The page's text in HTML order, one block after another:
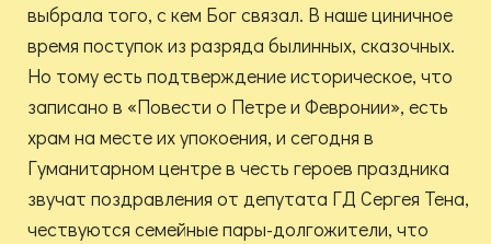
выбрала того, с кем Бог связал. В наше циничное
время поступок из разряда былинных, сказочных.
Но тому есть подтверждение историческое, что
записано в «Повести о Петре и Февронии», есть
храм на месте их упокоения, и сегодня в
Гуманитарном центре в честь героев праздника
звучат поздравления от депутата ГД Сергея Тена,
чествуются семейные пары-долгожители, что